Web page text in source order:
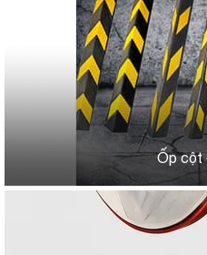
Ốp cột